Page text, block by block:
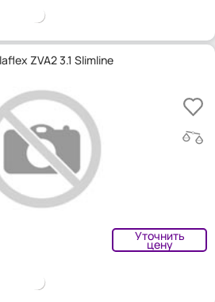
ZVA2 3.1 Slimline
Уточнить
цену